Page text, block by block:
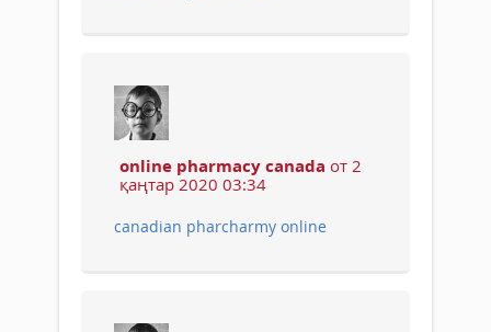
online pharmacy canada от 2
қаңтар 2020 03:34
canadian pharcharmy online